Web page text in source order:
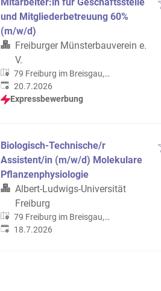
und Mitgliederbetreuung 60%
(m/w/d)
Freiburger Münsterbauverein e.
V.
79 Freiburg im Breisgau,
Deutschland
Veröffentlicht:
20.7.2026
Expressbewerbung
Biologisch-Technische/r
Assistent/in (m/w/d) Molekulare
Pflanzenphysiologie
Albert-Ludwigs-Universität
Freiburg
79 Freiburg im Breisgau,
Deutschland
Veröffentlicht:
18.7.2026